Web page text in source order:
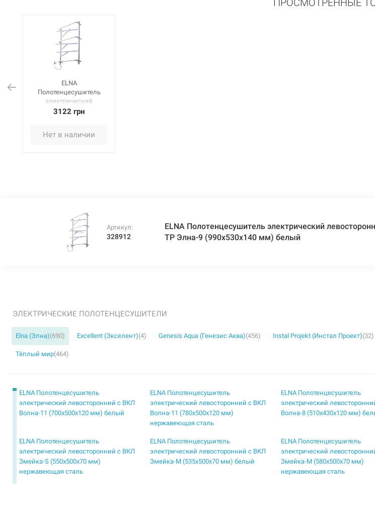
ПРОСМОТРЕННЫЕ
ELNA
Полотенцесушитель
электрический
левосторонний с ТР
3122 грн
Нет в наличии
Артикул:
328912
ELNA Полотенцесушитель электрический
ТР Элна-9 (990х530х140 мм) белый
ЭЛЕКТРИЧЕСКИЕ ПОЛОТЕНЦЕСУШИТЕЛИ
Elna (Элна)(690) Excellent (Экселент)(4) Genesis Aqua (Генезис Аква)(456) Instal Projekt (Инстал Проект)(32)
Тёплый мир(464)
ELNA Полотенцесушитель
электрический левосторонний с ВКЛ
Волна-11 (700х500х120 мм) белый
ELNA Полотенцесушитель
электрический левосторонний с ВКЛ
Волна-11 (780х500х120 мм)
нержавеющая сталь
ELNA Полотенцесушитель
электрический
Волна-8 (510х430х120 мм)
ELNA Полотенцесушитель
электрический левосторонний с ВКЛ
Змейка-S (550х500х70 мм)
нержавеющая сталь
ELNA Полотенцесушитель
электрический левосторонний с ВКЛ
Змейка-М (535х500х70 мм) белый
ELNA Полотенцесушитель
электрический
Змейка-М (580х500х70 мм)
нержавеющая сталь